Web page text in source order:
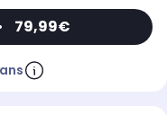
79,99€